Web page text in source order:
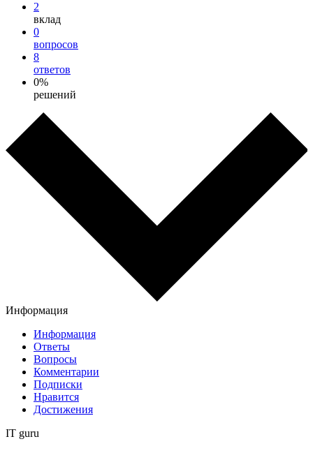
2
вклад
0
вопросов
8
ответов
0%
решений
Информация
Информация
Ответы
Вопросы
Комментарии
Подписки
Нравится
Достижения
IT guru